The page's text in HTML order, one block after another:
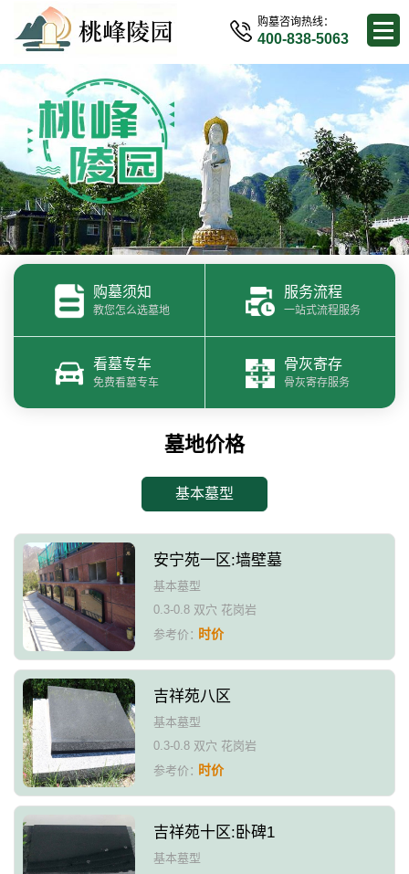
购墓咨询热线：
400-838-5063
购墓须知
教您怎么选墓地
服务流程
一站式流程服务
看墓专车
免费看墓专车
骨灰寄存
骨灰寄存服务
墓地价格
基本墓型
安宁苑一区:墙壁墓
基本墓型
0.3-0.8 双穴 花岗岩
参考价：时价
吉祥苑八区
基本墓型
0.3-0.8 双穴 花岗岩
参考价：时价
吉祥苑十区:卧碑1
基本墓型